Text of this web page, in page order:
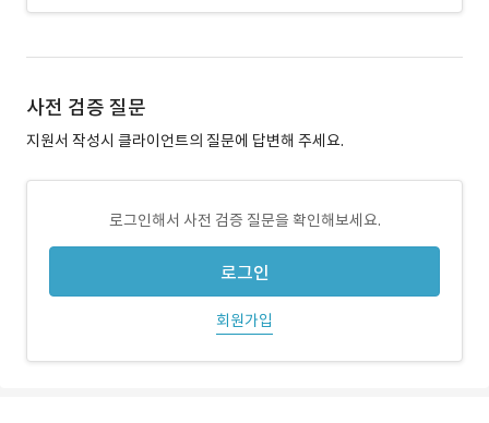
사전 검증 질문
지원서 작성시 클라이언트의 질문에 답변해 주세요.
로그인해서 사전 검증 질문을 확인해보세요.
로그인
회원가입